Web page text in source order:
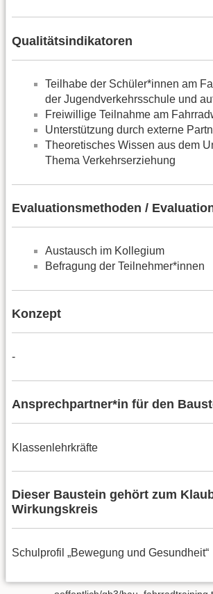
Qualitätsindikatoren
Teilhabe der Schüler*innen am
der Jugendverkehrsschule und
Freiwillige Teilnahme am
Unterstützung durch externe
Theoretisches Wissen aus dem
Thema Verkehrserziehung
Evaluationsmethoden /
Austausch im Kollegium
Befragung der Teilnehmer*innen
Konzept
-
Ansprechpartner*in für den
Klassenlehrkräfte
Dieser Baustein gehört zum
Wirkungskreis
Schulprofil „Bewegung und Gesundheit“